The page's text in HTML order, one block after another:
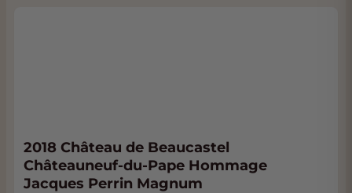
2018 Château de Beaucastel
Châteauneuf-du-Pape Hommage
Jacques Perrin Magnum